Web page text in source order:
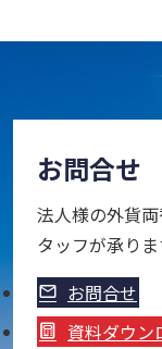
お問合せ
法人様の外貨
タッフが承り
お問合せ
資料ダウン